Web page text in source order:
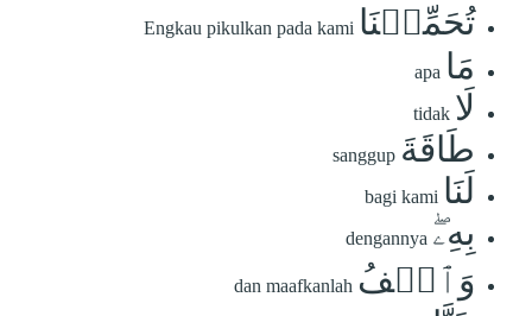
تُحَمِّلۡنَا Engkau pikulkan pada kami
مَا apa
لَا tidak
طَاقَةَ sanggup
لَنَا bagi kami
بِهِۦۖ dengannya
وَٱعۡفُ dan maafkanlah